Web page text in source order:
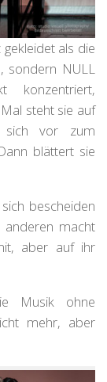
als die
sondern NULL
konzentriert,
steht sie auf
sich vor zum
blättert sie
bescheiden
anderen macht
aber auf ihr
Musik ohne
mehr, aber